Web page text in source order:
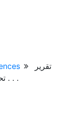
تقرير
تحليل حجم سوق أدوية التهاب المهبل الجرثومي . . .